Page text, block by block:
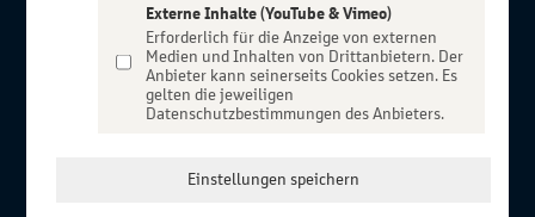
Service für alle Kunden der BBBank. Auf unserem einzigartigen
Portal finden Sie Tickets für atemberaubende Konzerte,
Musicals und Shows, die Fußball-Bundesliga sowie die
Champions League und die Europa League.
In Zusammenarbeit mit
Externe Inhalte (YouTube & Vimeo)
Erforderlich für die Anzeige von externen
Medien und Inhalten von Drittanbietern. Der
Anbieter kann seinerseits Cookies setzen. Es
gelten die jeweiligen
Datenschutzbestimmungen des Anbieters.
Einstellungen speichern